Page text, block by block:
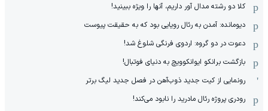
کلا دو‌ رشته مدال آور داریم، آنها را ویژه ببینید!
دیومانده: آمدن به رئال رویایی بود که به حقیقت پیوست
دعوت در دو گروه: اردوی فرنگی شلوغ شد!
بازگشت برانکو ایوانکوویچ به دنیای فوتبال!
رونمایی از کیت جدید ذوب‌آهن در فصل جدید لیگ برتر
رودری پروژه رئال مادرید را نابود می‌کند!